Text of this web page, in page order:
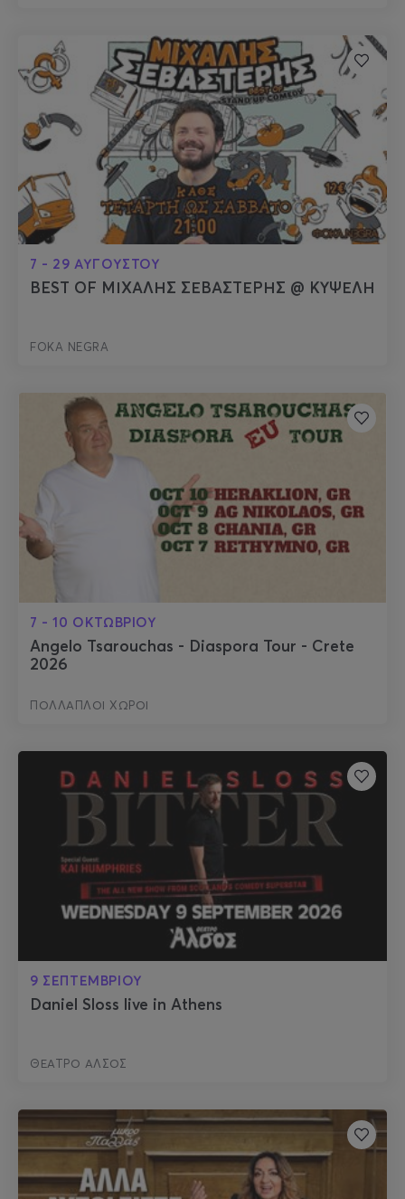
7 - 29 ΑΥΓΟΥΣΤΟΥ
BEST OF ΜΙΧΑΛΗΣ ΣΕΒΑΣΤΕΡΗΣ @ ΚΥΨΕΛΗ
FOKA NEGRA
7 - 10 ΟΚΤΩΒΡΙΟΥ
Angelo Tsarouchas - Diaspora Tour - Crete
2026
ΠΟΛΛΑΠΛΟΙ ΧΩΡΟΙ
9 ΣΕΠΤΕΜΒΡΙΟΥ
Daniel Sloss live in Athens
ΘΕΑΤΡΟ ΑΛΣΟΣ